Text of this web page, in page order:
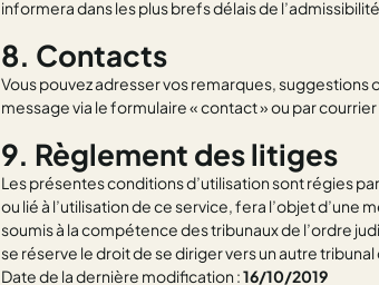
informera dans les plus brefs délais de
8. Contacts
Vous pouvez adresser vos remarques, suggestions
message via le formulaire « contact » ou par
9. Règlement des litiges
Les présentes conditions d’utilisation sont régies
ou lié à l’utilisation de ce service, fera l’objet d’une
soumis à la compétence des tribunaux de l’ordre
se réserve le droit de se diriger vers un autre
Date de la dernière modification :16/10/2019